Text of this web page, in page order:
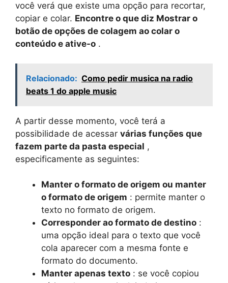
você verá que existe uma opção para recortar,
copiar e colar. Encontre o que diz Mostrar o
botão de opções de colagem ao colar o
conteúdo e ative-o .
Relacionado: Como pedir musica na radio
beats 1 do apple music
A partir desse momento, você terá a
possibilidade de acessar várias funções que
fazem parte da pasta especial ,
especificamente as seguintes:
Manter o formato de origem ou manter
o formato de origem : permite manter o
texto no formato de origem.
Corresponder ao formato de destino :
uma opção ideal para o texto que você
cola aparecer com a mesma fonte e
formato do documento.
Manter apenas texto : se você copiou